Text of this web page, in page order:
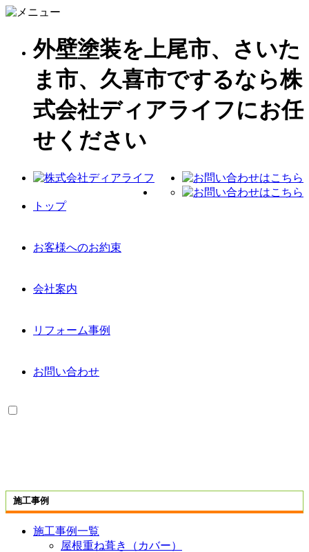
外壁塗装を上尾市、さいた
ま市、久喜市でするなら株
式会社ディアライフにお任
せください
トップ
お客様へのお約束
会社案内
リフォーム事例
お問い合わせ
施工事例
施工事例一覧
屋根重ね葺き（カバー）